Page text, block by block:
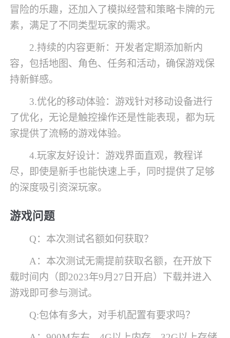
冒险的乐趣，还加入了模拟经营和策略卡牌的元
素，满足了不同类型玩家的需求。
2.持续的内容更新：开发者定期添加新内
容，包括地图、角色、任务和活动，确保游戏保
持新鲜感。
3.优化的移动体验：游戏针对移动设备进行
了优化，无论是触控操作还是性能表现，都为玩
家提供了流畅的游戏体验。
4.玩家友好设计：游戏界面直观，教程详
尽，即使是新手也能快速上手，同时提供了足够
的深度吸引资深玩家。
游戏问题
Q：本次测试名额如何获取？
A：本次测试无需提前获取名额，在开放下
载时间内（即2023年9月27日开启）下载并进入
游戏即可参与测试。
Q:包体有多大，对手机配置有要求吗？